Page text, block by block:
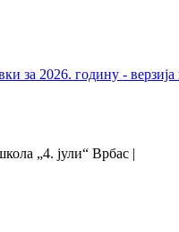
за 2026. годину - верзија
„4. јули“ Врбас |